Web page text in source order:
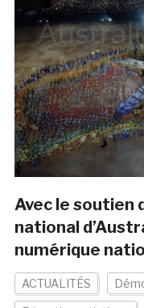
Avec le soutien
national
numérique
ACTUALITÉS